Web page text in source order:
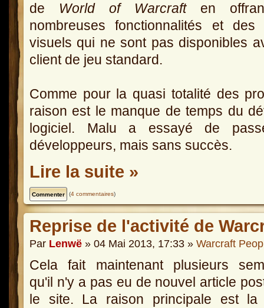
de World of Warcraften
nombreuses fonctionnalités et des
visuels qui ne sont pas disponibles
client de jeu standard.
Comme pour la quasi totalité des
raison est le manque de temps du
logiciel. Malu a essayé de
développeurs, mais sans succès.
Lire la suite »
(4 commentaires)
Reprise de l'activité de
Par Lenwë » 04 Mai 2013, 17:33 » Warcraft
Cela fait maintenant plusieurs
qu'il n'y a pas eu de nouvel article
le site. La raison principale est la